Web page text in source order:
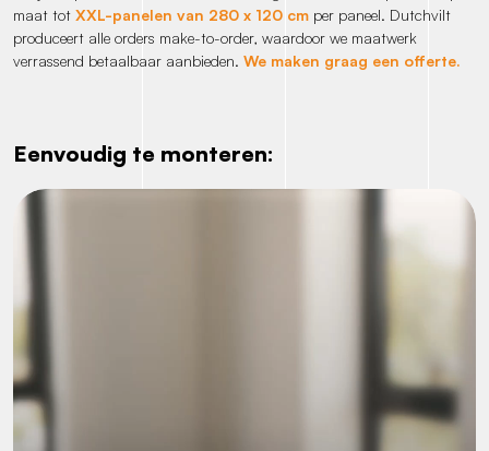
maat tot XXL-panelen van 280 x 120 cm per paneel. Dutchvilt
produceert alle orders make-to-order, waardoor we maatwerk
verrassend betaalbaar aanbieden. We maken graag een offerte.
Eenvoudig te monteren: